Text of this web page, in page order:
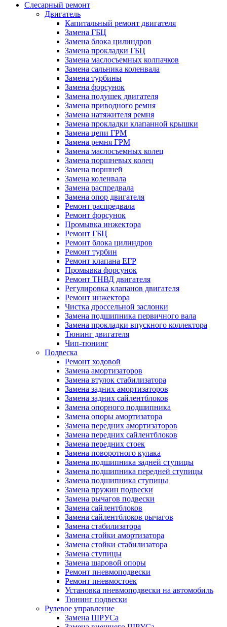
Слесарный ремонт
Двигатель
Капитальный ремонт двигателя
Замена ГБЦ
Замена блока цилиндров
Замена прокладки ГБЦ
Замена маслосъемных колпачков
Замена сальника коленвала
Замена турбины
Замена форсунок
Замена подушек двигателя
Замена приводного ремня
Замена натяжителя ремня
Замена прокладки клапанной крышки
Замена цепи ГРМ
Замена ремня ГРМ
Замена маслосъемных колец
Замена поршневых колец
Замена поршней
Замена коленвала
Замена распредвала
Замена опор двигателя
Ремонт распредвала
Ремонт форсунок
Промывка инжектора
Ремонт ГБЦ
Ремонт блока цилиндров
Ремонт турбин
Ремонт клапана ЕГР
Промывка форсунок
Ремонт ТНВД двигателя
Регулировка клапанов двигателя
Ремонт инжектора
Чистка дроссельной заслонки
Замена подшипника первичного вала
Замена прокладки впускного коллектора
Тюнинг двигателя
Чип-тюнинг
Подвеска
Ремонт ходовой
Замена амортизаторов
Замена втулок стабилизатора
Замена задних амортизаторов
Замена задних сайлентблоков
Замена опорного подшипника
Замена опоры амортизатора
Замена передних амортизаторов
Замена передних сайлентблоков
Замена передних стоек
Замена поворотного кулака
Замена подшипника задней ступицы
Замена подшипника передней ступицы
Замена подшипника ступицы
Замена пружин подвески
Замена рычагов подвески
Замена сайлентблоков
Замена сайлентблоков рычагов
Замена стабилизатора
Замена стойки амортизатора
Замена стойки стабилизатора
Замена ступицы
Замена шаровой опоры
Ремонт пневмоподвески
Ремонт пневмостоек
Установка пневмоподвески на автомобиль
Тюнинг подвески
Рулевое управление
Замена ШРУСа